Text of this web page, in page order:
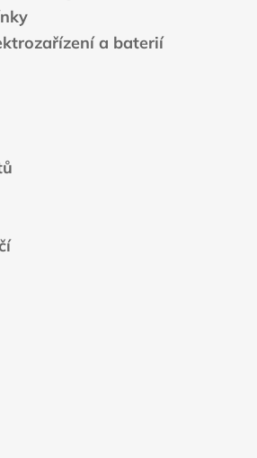
a baterií